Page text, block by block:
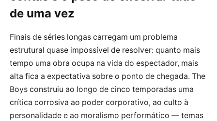
de uma vez
Finais de séries longas carregam um problema
estrutural quase impossível de resolver: quanto mais
tempo uma obra ocupa na vida do espectador, mais
alta fica a expectativa sobre o ponto de chegada. The
Boys construiu ao longo de cinco temporadas uma
crítica corrosiva ao poder corporativo, ao culto à
personalidade e ao moralismo performático — temas